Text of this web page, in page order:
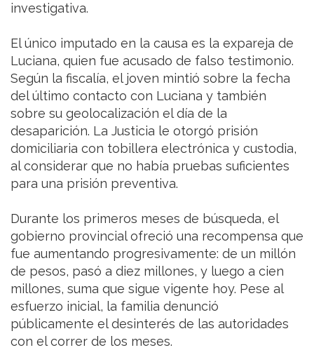
investigativa.
El único imputado en la causa es la expareja de
Luciana, quien fue acusado de falso testimonio.
Según la fiscalía, el joven mintió sobre la fecha
del último contacto con Luciana y también
sobre su geolocalización el día de la
desaparición. La Justicia le otorgó prisión
domiciliaria con tobillera electrónica y custodia,
al considerar que no había pruebas suficientes
para una prisión preventiva.
Durante los primeros meses de búsqueda, el
gobierno provincial ofreció una recompensa que
fue aumentando progresivamente: de un millón
de pesos, pasó a diez millones, y luego a cien
millones, suma que sigue vigente hoy. Pese al
esfuerzo inicial, la familia denunció
públicamente el desinterés de las autoridades
con el correr de los meses.